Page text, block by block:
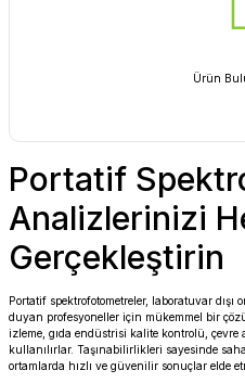
Ürün
Portatif
Analizlerinizi
Gerçekleştirin
Portatif spektrofotometreler, laboratuvar
duyan profesyoneller için mükemmel bir
izleme, gıda endüstrisi kalite kontrolü,
kullanılırlar. Taşınabilirlikleri sayesinde
ortamlarda hızlı ve güvenilir sonuçlar elde